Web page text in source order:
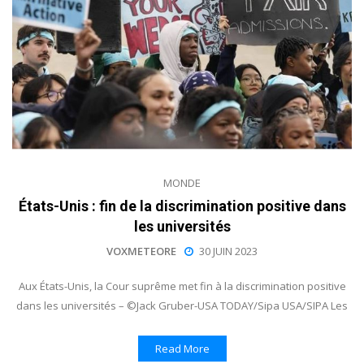
MONDE
États-Unis : fin de la discrimination positive dans
les universités
VOXMETEORE 30 JUIN 2023
Aux États-Unis, la Cour suprême met fin à la discrimination positive
dans les universités – ©Jack Gruber-USA TODAY/Sipa USA/SIPA Les
Read More